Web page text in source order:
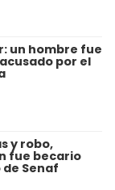
un hombre fue
por el
y robo,
fue becario
Senaf